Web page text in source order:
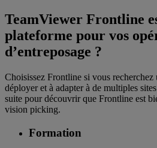
TeamViewer Frontline
plateforme pour vos
d’entreposage ?
Choisissez Frontline si vous
déployer et à adapter à de multiples
suite pour découvrir que Frontline est
vision picking.
Formation